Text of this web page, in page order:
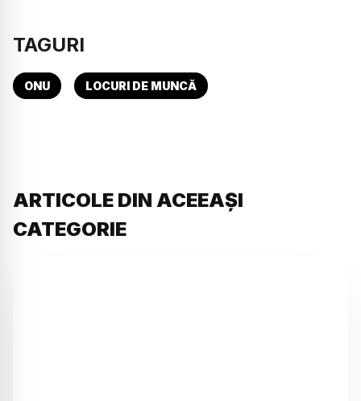
TAGURI
ONU LOCURI DE MUNCĂ
ARTICOLE DIN ACEEAȘI
CATEGORIE